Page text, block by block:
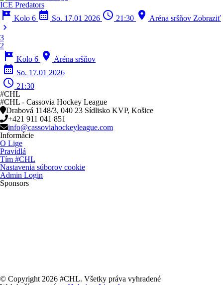
ICE Predators
tour Kolo 6 calendar_month So. 17.01 2026 schedule 21:30 location_on Aréna sršňov Zobraziť
chevron_right
3
2
tour Kolo 6 location_on Aréna sršňov
calendar_month So. 17.01 2026
schedule 21:30
#CHL
#CHL - Cassovia Hockey League
Drabová 1148/3, 040 23 Sídlisko KVP, Košice
+421 911 041 851
info@cassoviahockeyleague.com
Informácie
O Lige
Pravidlá
Tím #CHL
Nastavenia súborov cookie
Admin Login
Sponsors
© Copyright 2026 #CHL. Všetky práva vyhradené